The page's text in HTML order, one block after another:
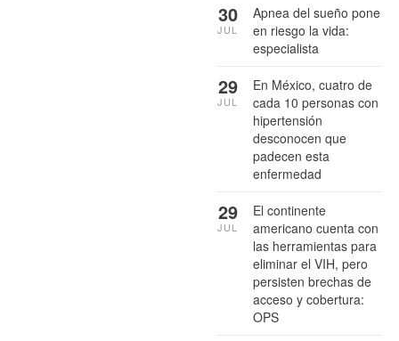
Apnea del sueño pone
en riesgo la vida:
especialista
30
JUL
En México, cuatro de
cada 10 personas con
hipertensión
desconocen que
padecen esta
enfermedad
29
JUL
El continente
americano cuenta con
las herramientas para
eliminar el VIH, pero
persisten brechas de
acceso y cobertura:
OPS
29
JUL